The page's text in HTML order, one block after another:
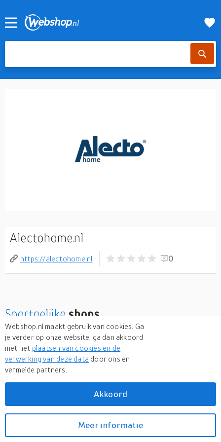
Alectohome.nl
https://alectohome.nl 0
Soortgelijke shops
Toolmax.nl
Bekijk meer
Webshop.nl maakt gebruik van cookies. Ga
je verder op onze website, ga dan akkoord
met het plaatsen van cookies en de
verwerking van deze data door ons en
vermelde partners.
Akkoord
Meer informatie